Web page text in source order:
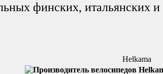
финских, итальянских
Helkama